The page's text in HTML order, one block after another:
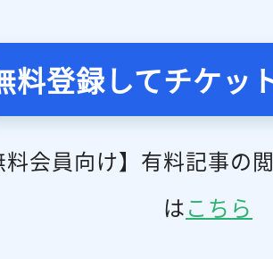
料登録してチケッ
料会員向け】有料記事の
はこちら